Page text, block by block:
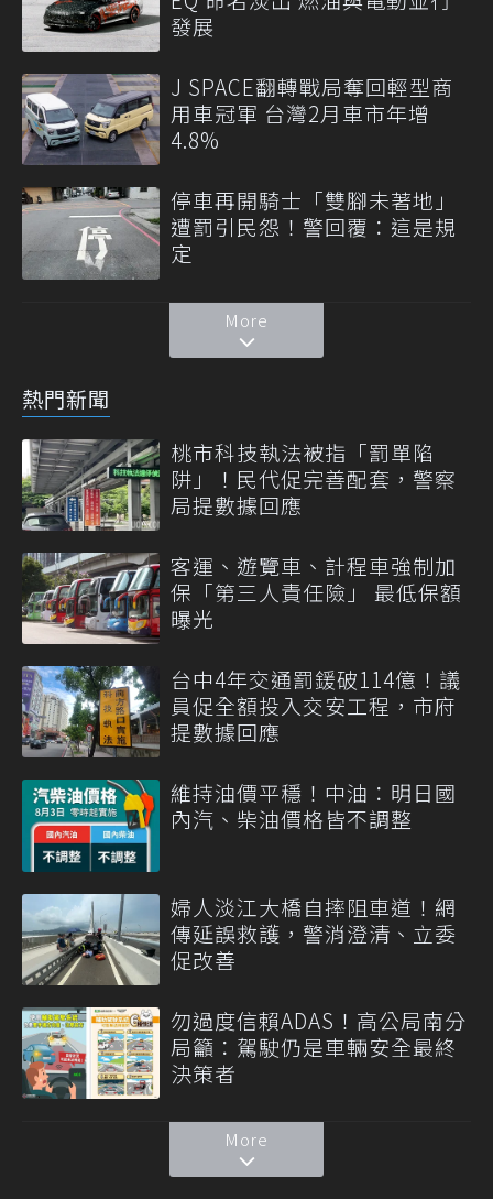
發展
J SPACE翻轉戰局奪回輕型商
用車冠軍 台灣2月車市年增
4.8%
停車再開騎士「雙腳未著地」
遭罰引民怨！警回覆：這是規
定
More
熱門新聞
桃市科技執法被指「罰單陷
阱」！民代促完善配套，警察
局提數據回應
客運、遊覽車、計程車強制加
保「第三人責任險」 最低保額
曝光
台中4年交通罰鍰破114億！議
員促全額投入交安工程，市府
提數據回應
維持油價平穩！中油：明日國
內汽、柴油價格皆不調整
婦人淡江大橋自摔阻車道！網
傳延誤救護，警消澄清、立委
促改善
勿過度信賴ADAS！高公局南分
局籲：駕駛仍是車輛安全最終
決策者
More